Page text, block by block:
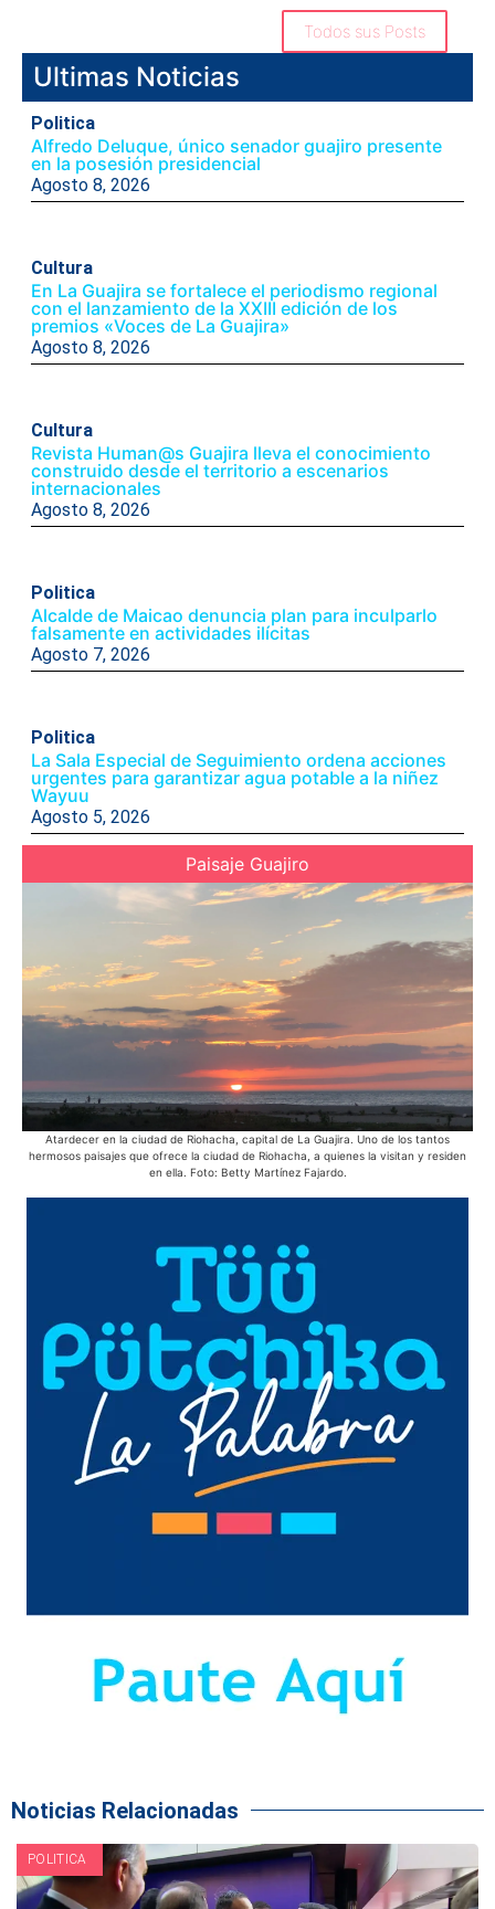
Todos sus Posts
Ultimas Noticias
Politica
Alfredo Deluque, único senador guajiro presente
en la posesión presidencial
Agosto 8, 2026
Cultura
En La Guajira se fortalece el periodismo regional
con el lanzamiento de la XXIII edición de los
premios «Voces de La Guajira»
Agosto 8, 2026
Cultura
Revista Human@s Guajira lleva el conocimiento
construido desde el territorio a escenarios
internacionales
Agosto 8, 2026
Politica
Alcalde de Maicao denuncia plan para inculparlo
falsamente en actividades ilícitas
Agosto 7, 2026
Politica
La Sala Especial de Seguimiento ordena acciones
urgentes para garantizar agua potable a la niñez
Wayuu
Agosto 5, 2026
Paisaje Guajiro
Atardecer en la ciudad de Riohacha, capital de La Guajira. Uno de los tantos
hermosos paisajes que ofrece la ciudad de Riohacha, a quienes la visitan y residen
en ella. Foto: Betty Martínez Fajardo.
Noticias Relacionadas
POLITICA